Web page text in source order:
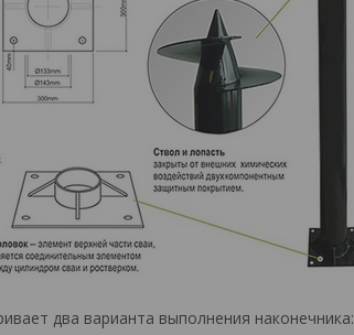
два варианта выполнения наконечника: